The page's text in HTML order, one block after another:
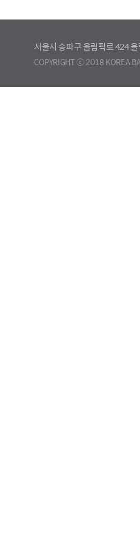
서울시 송파구 올림픽로 424
COPYRIGHT ⓒ 2018 KOREA